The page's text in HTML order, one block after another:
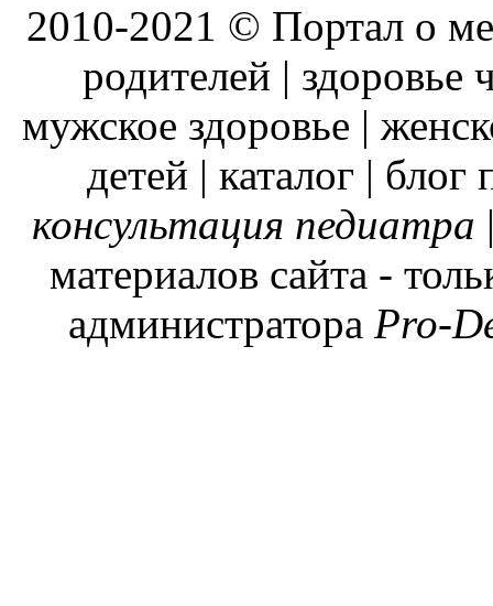
2010-2021 © Портал о
родителей | здоровье
мужское здоровье |
детей | каталог | блог
консультация педиатра
материалов сайта -
администратора Pro-